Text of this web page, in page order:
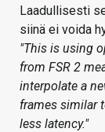
Laadullisesti
siinä ei voida
"This is using
from FSR 2
interpolate a
frames similar
less latency."